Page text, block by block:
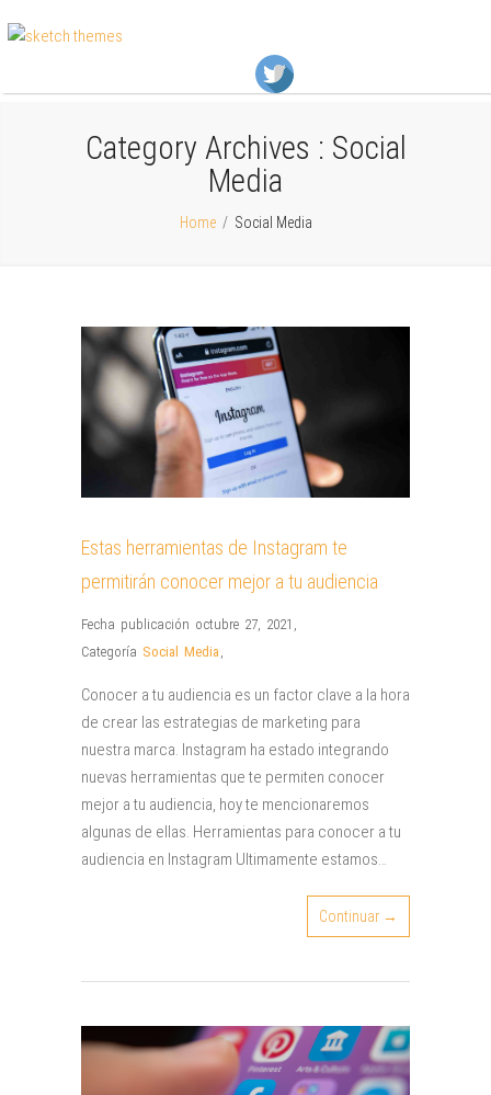
Category Archives : Social
Media
Home / Social Media
Estas herramientas de Instagram te
permitirán conocer mejor a tu audiencia
Fecha publicación octubre 27, 2021 ,
Categoría Social Media ,
Conocer a tu audiencia es un factor clave a la hora
de crear las estrategias de marketing para
nuestra marca. Instagram ha estado integrando
nuevas herramientas que te permiten conocer
mejor a tu audiencia, hoy te mencionaremos
algunas de ellas. Herramientas para conocer a tu
audiencia en Instagram Ultimamente estamos…
Continuar →